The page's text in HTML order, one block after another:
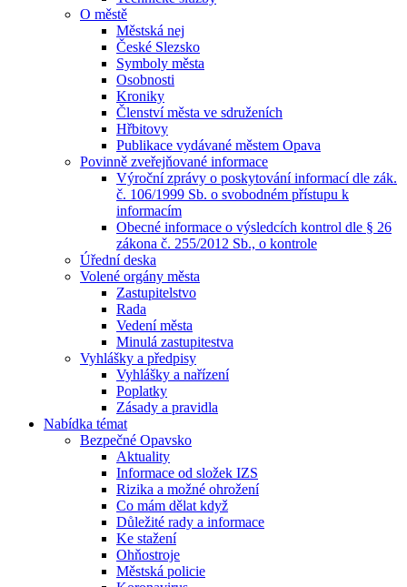
O městě
Městská nej
České Slezsko
Symboly města
Osobnosti
Kroniky
Členství města ve sdruženích
Hřbitovy
Publikace vydávané městem Opava
Povinně zveřejňované informace
Výroční zprávy o poskytování informací dle zák.
č. 106/1999 Sb. o svobodném přístupu k
informacím
Obecné informace o výsledcích kontrol dle § 26
zákona č. 255/2012 Sb., o kontrole
Úřední deska
Volené orgány města
Zastupitelstvo
Rada
Vedení města
Minulá zastupitestva
Vyhlášky a předpisy
Vyhlášky a nařízení
Poplatky
Zásady a pravidla
Nabídka témat
Bezpečné Opavsko
Aktuality
Informace od složek IZS
Rizika a možné ohrožení
Co mám dělat když
Důležité rady a informace
Ke stažení
Ohňostroje
Městská policie